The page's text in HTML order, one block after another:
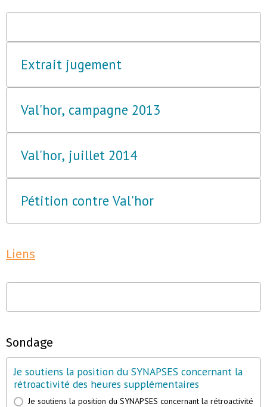
Extrait jugement
Val'hor, campagne 2013
Val'hor, juillet 2014
Pétition contre Val'hor
Liens
Sondage
Je soutiens la position du SYNAPSES concernant la
rétroactivité des heures supplémentaires
Je soutiens la position du SYNAPSES concernant la rétroactivité